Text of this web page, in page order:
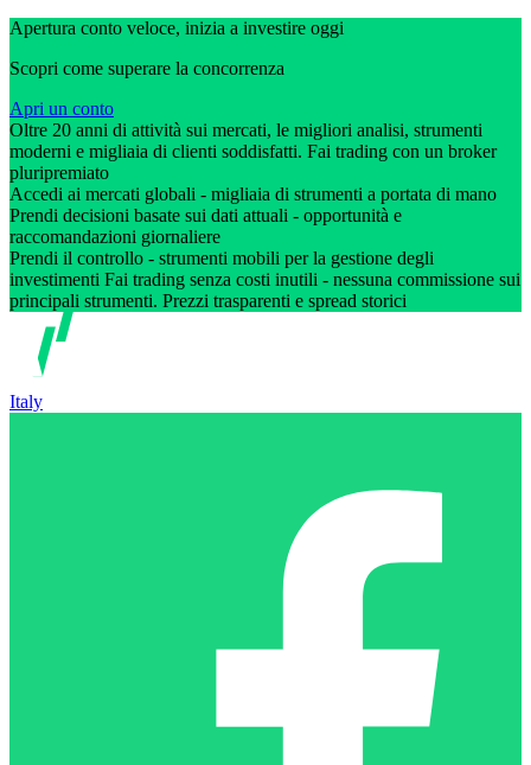
Apertura conto veloce, inizia a investire oggi
Scopri come superare la concorrenza
Apri un conto
Oltre 20 anni di attività sui mercati, le migliori analisi, strumenti
moderni e migliaia di clienti soddisfatti. Fai trading con un broker
pluripremiato
Accedi ai mercati globali - migliaia di strumenti a portata di mano
Prendi decisioni basate sui dati attuali - opportunità e
raccomandazioni giornaliere
Prendi il controllo - strumenti mobili per la gestione degli
investimenti Fai trading senza costi inutili - nessuna commissione sui
principali strumenti. Prezzi trasparenti e spread storici
Italy